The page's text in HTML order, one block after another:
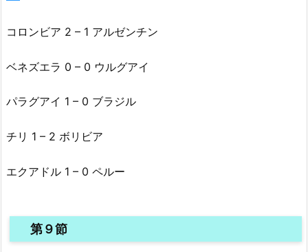
コロンビア 2 – 1 アルゼンチン
ベネズエラ 0 – 0 ウルグアイ
パラグアイ 1 – 0 ブラジル
チリ 1 – 2 ボリビア
エクアドル 1 – 0 ペルー
第９節